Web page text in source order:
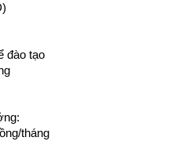
đào tạo
tháng